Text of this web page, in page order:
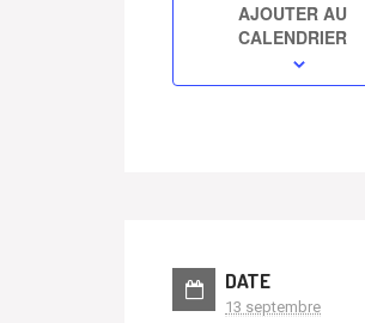
AJOUTER AU
CALENDRIER
DATE
13 septembre